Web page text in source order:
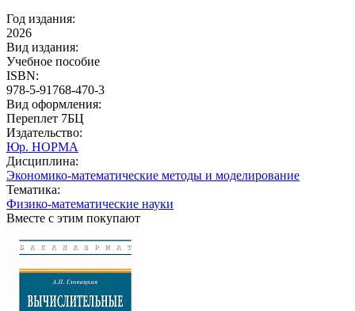
Год издания:
2026
Вид издания:
Учебное пособие
ISBN:
978-5-91768-470-3
Вид оформления:
Переплет 7БЦ
Издательство:
Юр. НОРМА
Дисциплина:
Экономико-математические методы и моделирование
Тематика:
Физико-математические науки
Вместе с этим покупают